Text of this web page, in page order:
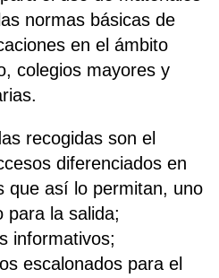
normas básicas de
en el ámbito
colegios mayores y
recogidas son el
diferenciados en
que así lo permitan, uno
para la salida;
informativos;
escalonados para el